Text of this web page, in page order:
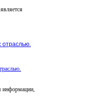
отраслью.
информации,